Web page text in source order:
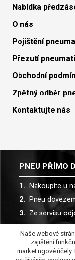
Nabídka
O nás
Pojištění
Přezutí
Obchodní
Zpětný odběr
Kontaktujte nás
PNEU PŘÍMO
Nakoupíte u
Pneu
Ze servisu
Spolupracujeme
Naše webové
zajištění
marketingové